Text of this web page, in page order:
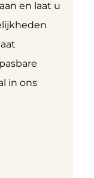
en laat u
in ons